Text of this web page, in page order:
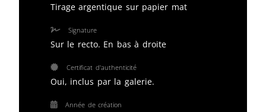
Tirage argentique sur papier mat
Signature
Sur le recto. En bas à droite
Certificat d'authenticité
Oui, inclus par la galerie.
Année de création